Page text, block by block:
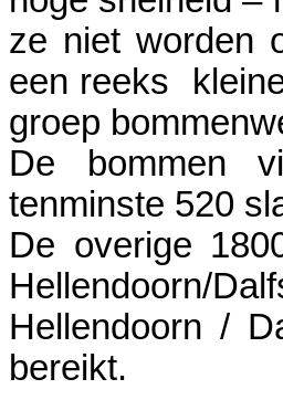
ze niet worden
een reeks
groep
De bommen
tenminste 520
De overige
Hellendoorn/
Hellendoorn /
bereikt.